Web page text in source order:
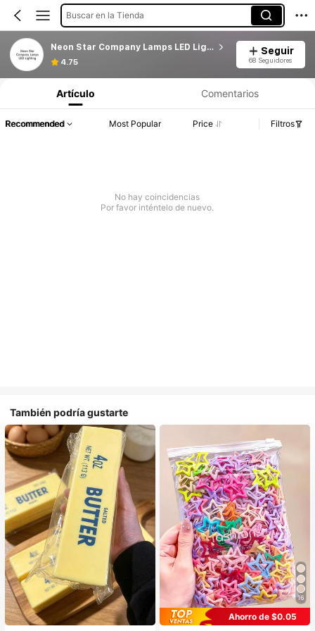
Buscar en la Tienda
Neon Star Company Lamps LED Lighting
4.75
Seguir
68 Seguidores
Artículo Comentarios
Recommended Most Popular Price Filtros
No hay coincidencias
Por favor inténtelo de nuevo.
También podría gustarte
16
Ahorro de $0.05